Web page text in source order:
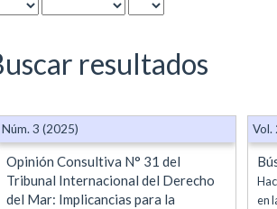
resultados
Opinión Consultiva N° 31 del
Tribunal Internacional del Derecho
del Mar: Implicancias para la
Núm. 3 (2025)
en
Vol.